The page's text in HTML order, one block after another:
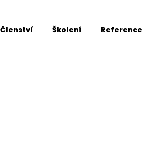
Členství Školení Reference